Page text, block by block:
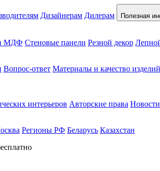
Дизайнерам Дилерам Полезная
и МДФ Стеновые панели Резной декор
Вопрос-ответ Материалы и качество изделий
интерьеров Авторские права Новости
Регионы РФ Беларусь Казахстан